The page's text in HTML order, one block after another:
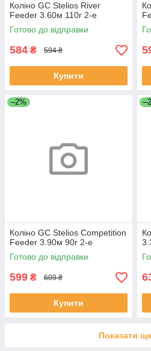
Коліно GC Stelios River
Feeder 3.60м 110г 2-е
Готово до відправки
584 ₴ 594 ₴
Купити
–2%
Коліно GC Stelios Competition
Feeder 3.90м 90г 2-е
Готово до відправки
599 ₴ 609 ₴
Купити
Показати